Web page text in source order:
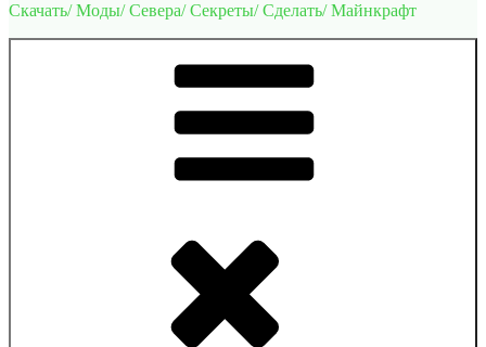
Скачать/ Моды/ Севера/ Секреты/ Сделать/ Майнкрафт